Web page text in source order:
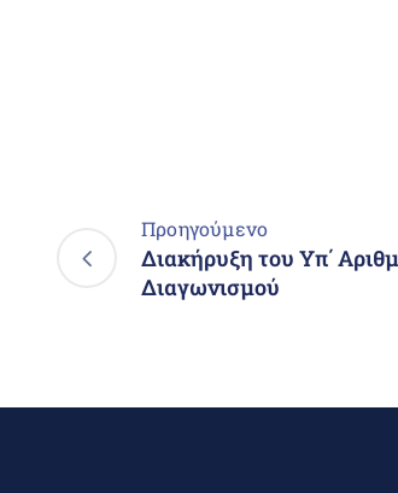
Προηγούμενο
Διακήρυξη του Υπ΄
Διαγωνισμού